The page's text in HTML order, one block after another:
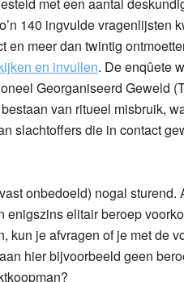
140 ingvulde vragenlijsten
en meer dan twintig
en invullen. De enqûete
Georganiseerd Geweld
van ritueel misbruik,
slachtoffers die in contact
onbedoeld) nogal
enigszins elitair beroep
kun je afvragen of je met de
hier bijvoorbeeld geen